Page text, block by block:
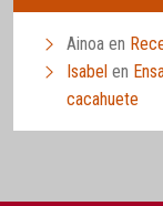
Ainoa en
Isabel en
cacahuete